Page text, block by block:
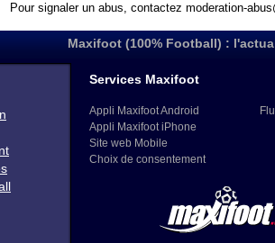
Pour signaler un abus, contactez moderation-
Maxifoot (100% Football) :
Services Maxifoot
Appli Maxifoot Android
Appli Maxifoot iPhone
Site web Mobile
Choix de consentement